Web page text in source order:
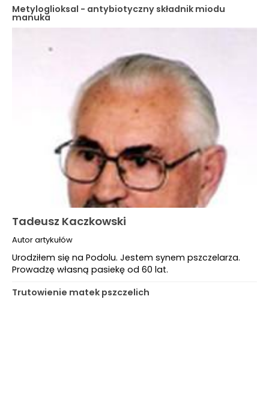
Metyloglioksal - antybiotyczny składnik miodu
manuka
Tadeusz Kaczkowski
Autor artykułów
Urodziłem się na Podolu. Jestem synem pszczelarza.
Prowadzę własną pasiekę od 60 lat.
Trutowienie matek pszczelich